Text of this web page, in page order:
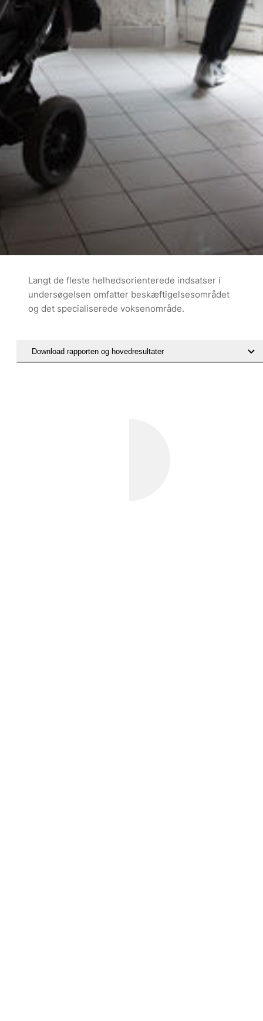
Langt de fleste helhedsorienterede indsatser i
undersøgelsen omfatter beskæftigelsesområdet
og det specialiserede voksenområde.
Download rapporten og hovedresultater